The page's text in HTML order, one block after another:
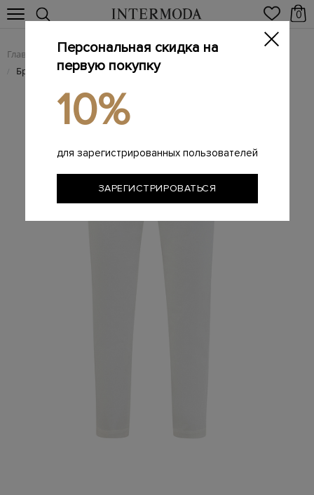
0
Главная Женщинам / Женская одежда / Женские брюки
/ Брюки Slim Cigarette из твила с кожаным поясом
Персональная скидка на
первую покупку
10%
для зарегистрированных пользователей
ЗАРЕГИСТРИРОВАТЬСЯ